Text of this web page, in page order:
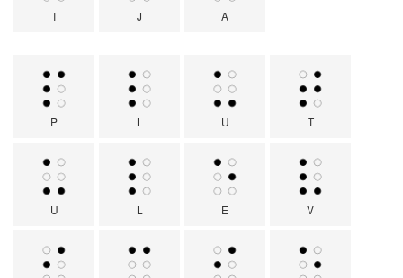
I J A
P L U T
U L E V